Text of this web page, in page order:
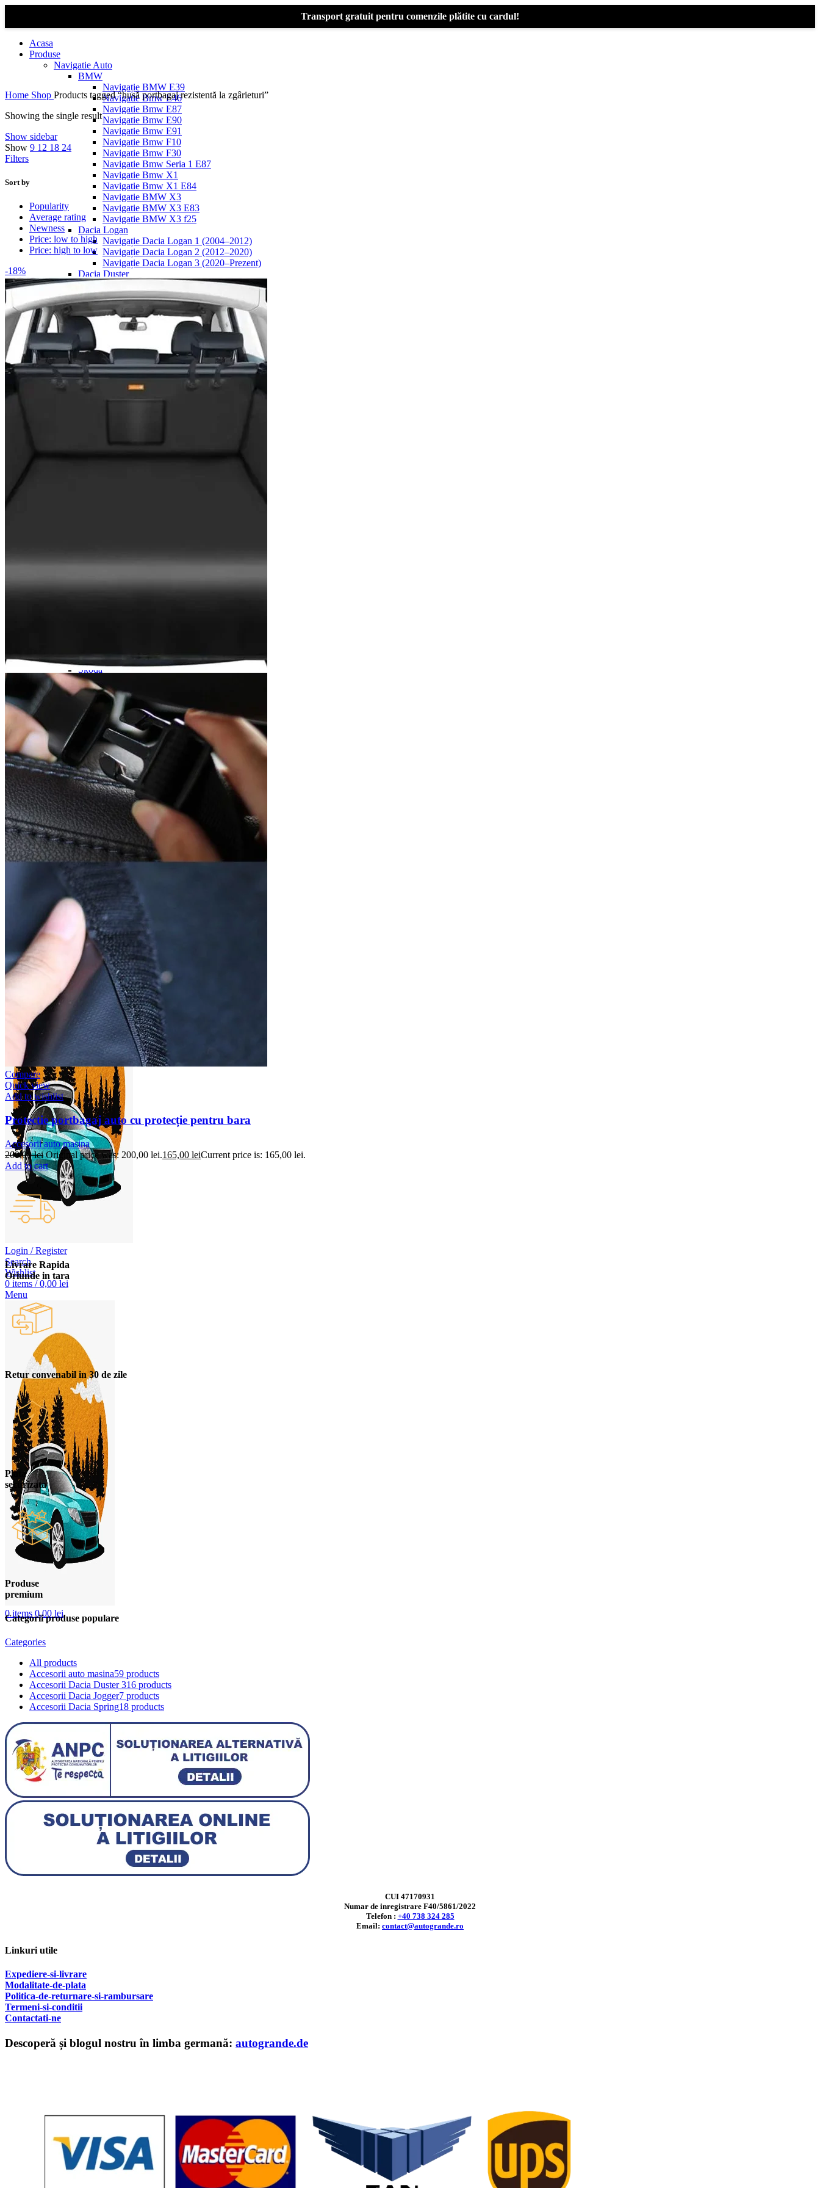
Transport gratuit pentru comenzile plătite cu cardul!
Acasa
Produse
Navigatie Auto
BMW
Navigație BMW E39
Navigatie Bmw E46
Navigatie Bmw E87
Navigatie Bmw E90
Navigatie Bmw E91
Navigatie Bmw F10
Navigatie Bmw F30
Navigatie Bmw Seria 1 E87
Navigatie Bmw X1
Navigatie Bmw X1 E84
Navigatie BMW X3
Navigatie BMW X3 E83
Navigatie BMW X3 f25
Dacia Logan
Navigație Dacia Logan 1 (2004–2012)
Navigație Dacia Logan 2 (2012–2020)
Navigație Dacia Logan 3 (2020–Prezent)
Dacia Duster
Navigatie Duster 2019
Audi
Navigatie Audi A3 8p
Navigatie Audi A4
Navigatie Audi A4 B6
Navigatie Audi A4 B7
Navigatie Audi A4 B8
Navigatie Audi A5
Navigatie Audi A6 C5
Navigatie Audi A6 C6
Navigație Ford Focus 2
Navigație Mercedes W204
Navigație Mercedes Sprinter
Navigație Passat CC
Skoda
Navigație Skoda Fabia 2
Navigație Skoda Octavia 1
Navigație Skoda Octavia 2
Navigație Skoda Octavia 3
Navigație Skoda Rapid
Navigație Skoda Superb 1
Navigație Skoda Superb 2
Navigație Toyota Avensis T25
Portbagaj Plafon Auto
Sub 350 Litri
Peste 350 Litri
Peste 450 litri
Accesorii auto masina
Accesorii Dacia Duster 3
Accesorii Duster 2
Accesorii Dacia Jogger
Parfum masina
Copertine auto
Incalzitor diesel
Antifurt masina
Despre Noi
Login / Register
Search
Wishlist
0 items / 0,00 lei
Menu
0items 0,00 lei
Home Shop Products tagged “husă portbagaj rezistentă la zgârieturi”
Showing the single result
Show sidebar
Show 9 12 18 24
Filters
Sort by
Popularity
Average rating
Newness
Price: low to high
Price: high to low
-18%
Compare
Quick view
Add to wishlist
Protectie portbagaj auto cu protecție pentru bara
Accesorii auto masina
200,00lei Original price was: 200,00 lei.165,00 leiCurrent price is: 165,00 lei.
Add to cart
Livrare Rapida
Oriunde in tara
Retur convenabil in 30 de zile
Plata
securizata
Produse
premium
Categorii produse populare
Categories
All products
Accesorii auto masina59 products
Accesorii Dacia Duster 316 products
Accesorii Dacia Jogger7 products
Accesorii Dacia Spring18 products
CUI 47170931
Numar de inregistrare F40/5861/2022
Telefon : +40 738 324 285
Email: contact@autogrande.ro
Linkuri utile
Expediere-si-livrare
Modalitate-de-plata
Politica-de-returnare-si-rambursare
Termeni-si-conditii
Contactati-ne
Descoperă și blogul nostru în limba germană: autogrande.de